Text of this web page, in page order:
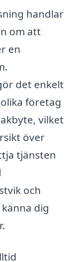
handlar
om att
en
det enkelt
företag
vilket
över
tjänsten
och
dig